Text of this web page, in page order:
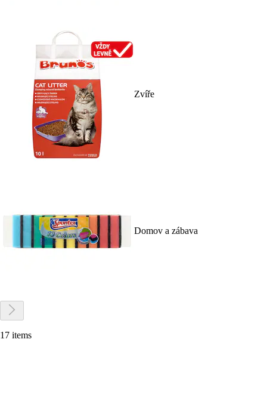
Zvíře
Domov a zábava
17 items